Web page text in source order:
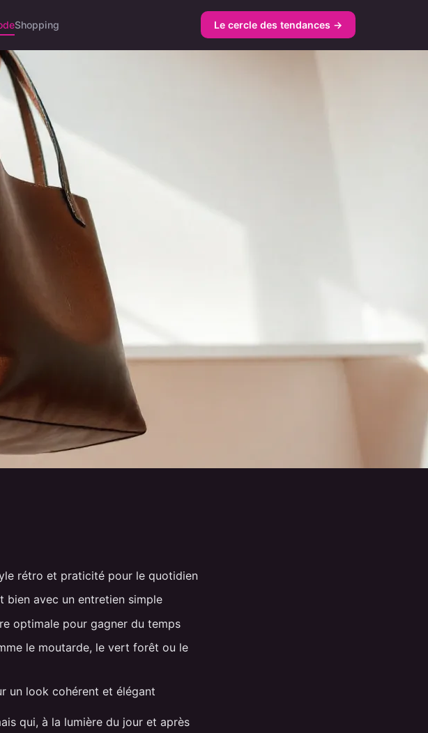
Shopping Le cercle des tendances →
rétro et praticité pour le quotidien
bien avec un entretien simple
optimale pour gagner du temps
le moutarde, le vert forêt ou le
un look cohérent et élégant
qui, à la lumière du jour et après